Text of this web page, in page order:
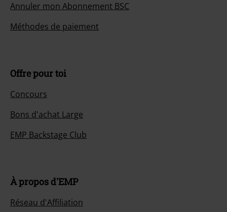
Annuler mon Abonnement BSC
Méthodes de paiement
Offre pour toi
Concours
Bons d'achat Large
EMP Backstage Club
À propos d'EMP
Réseau d'Affiliation